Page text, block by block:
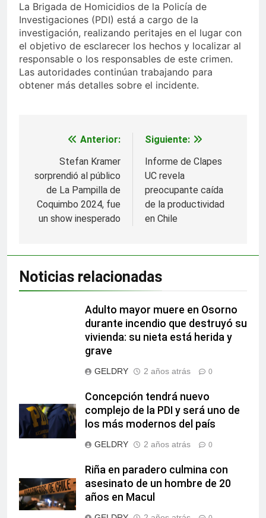
La Brigada de Homicidios de la Policía de
Investigaciones (PDI) está a cargo de la
investigación, realizando peritajes en el lugar con
el objetivo de esclarecer los hechos y localizar al
responsable o los responsables de este crimen.
Las autoridades continúan trabajando para
obtener más detalles sobre el incidente.
Navegación
entradas
Anterior:
Stefan Kramer
sorprendió al público
de La Pampilla de
Coquimbo 2024, fue
un show inesperado
Siguiente:
Informe de Clapes
UC revela
preocupante caída
de la productividad
en Chile
Noticias relacionadas
Adulto mayor muere en Osorno
durante incendio que destruyó su
vivienda: su nieta está herida y
grave
GELDRY 2 años atrás 0
Concepción tendrá nuevo
complejo de la PDI y será uno de
los más modernos del país
GELDRY 2 años atrás 0
Riña en paradero culmina con
asesinato de un hombre de 20
años en Macul